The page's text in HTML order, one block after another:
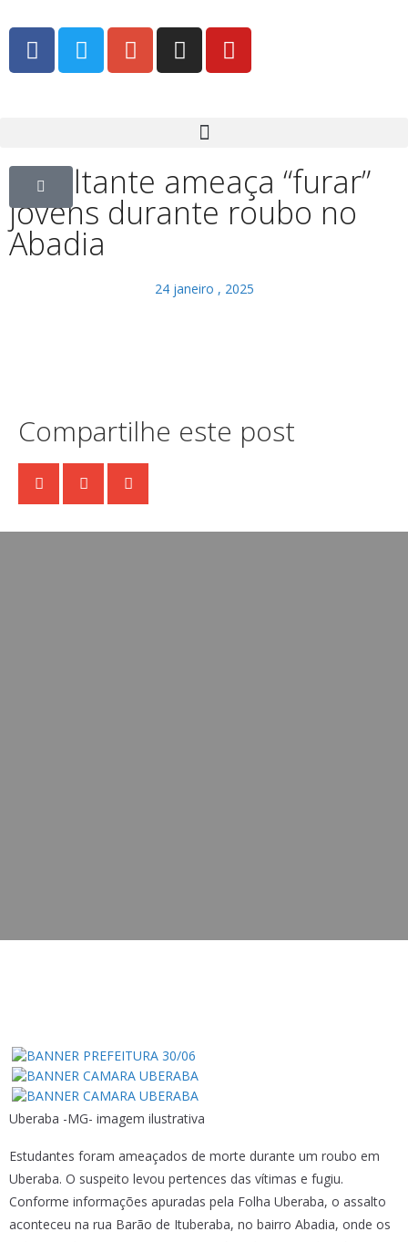
Assaltante ameaça “furar”
jovens durante roubo no
Abadia
24 janeiro , 2025
Compartilhe este post
Uberaba -MG- imagem ilustrativa
Estudantes foram ameaçados de morte durante um roubo em
Uberaba. O suspeito levou pertences das vítimas e fugiu.
Conforme informações apuradas pela Folha Uberaba, o assalto
aconteceu na rua Barão de Ituberaba, no bairro Abadia, onde os